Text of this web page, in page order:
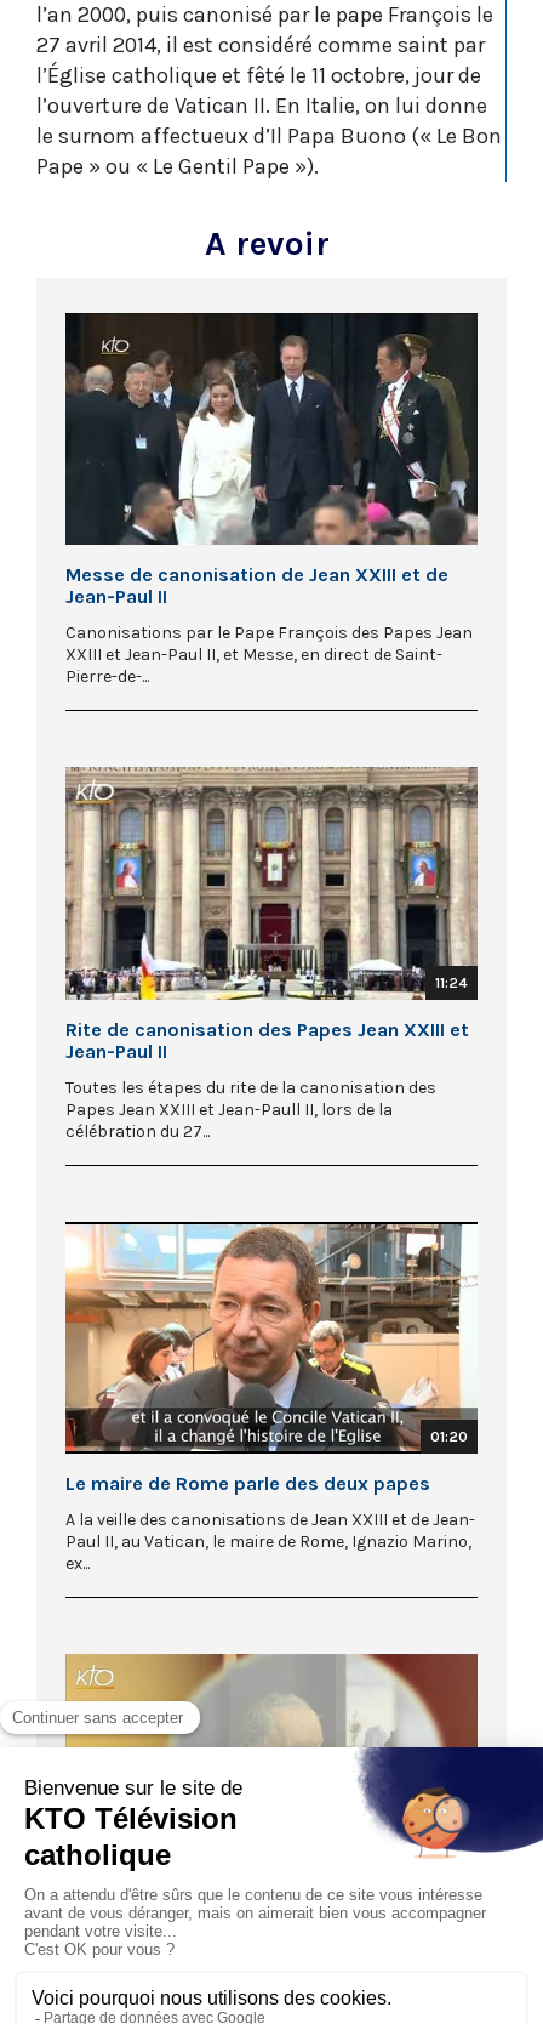
l’an 2000, puis canonisé par le pape François le
27 avril 2014, il est considéré comme saint par
l’Église catholique et fêté le 11 octobre, jour de
l’ouverture de Vatican II. En Italie, on lui donne
le surnom affectueux d’Il Papa Buono (« Le Bon
Pape » ou « Le Gentil Pape »).
A revoir
Messe de canonisation de Jean XXIII et de
Jean-Paul II
Canonisations par le Pape François des Papes Jean
XXIII et Jean-Paul II, et Messe, en direct de Saint-
Pierre-de-...
11:24
Rite de canonisation des Papes Jean XXIII et
Jean-Paul II
Toutes les étapes du rite de la canonisation des
Papes Jean XXIII et Jean-Paull II, lors de la
célébration du 27...
01:20
Le maire de Rome parle des deux papes
A la veille des canonisations de Jean XXIII et de Jean-
Paul II, au Vatican, le maire de Rome, Ignazio Marino,
ex...
Le Bon pape Jean
27 avril : une date importante pour l’Eglise en cette
Jean-Paul...